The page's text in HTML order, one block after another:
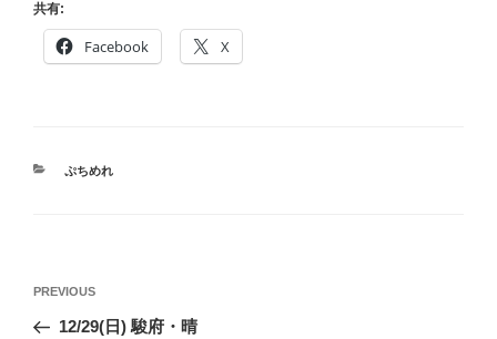
共有:
Facebook X
CATEGORIES
ぷちめれ
Previous
Post
PREVIOUS
12/29(日) 駿府・晴